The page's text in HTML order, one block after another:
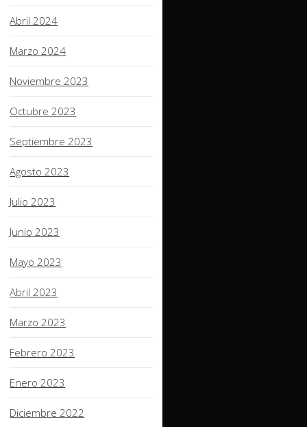
Abril 2024
Marzo 2024
Noviembre 2023
Octubre 2023
Septiembre 2023
Agosto 2023
Julio 2023
Junio 2023
Mayo 2023
Abril 2023
Marzo 2023
Febrero 2023
Enero 2023
Diciembre 2022